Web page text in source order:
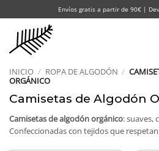
al
contenido
Envíos gratis a partir de 90€ |
INICIO / ROPA DE ALGODÓN /
ORGÁNICO
Camisetas de Algodón
Camisetas de algodón orgánico: suaves,
Confeccionadas con tejidos que